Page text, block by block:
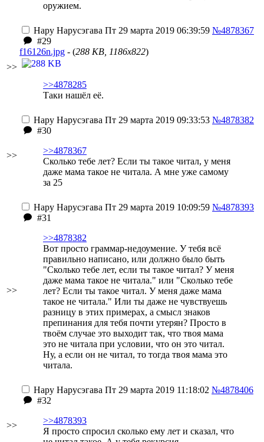
оружием.
>>
Нару Нарусэгава Пт 29 марта 2019 06:39:59 №4878367
#29
f16126n.jpg - (288 KB, 1186x822)
>>4878285
Таки нашёл её.
>>
Нару Нарусэгава Пт 29 марта 2019 09:33:53 №4878382
#30
>>4878367
Сколько тебе лет? Если ты такое читал, у меня
даже мама такое не читала. А мне уже самому
за 25
>>
Нару Нарусэгава Пт 29 марта 2019 10:09:59 №4878393
#31
>>4878382
Вот просто граммар-недоумение. У тебя всё
правильно написано, или должно было быть
"Сколько тебе лет, если ты такое читал? У меня
даже мама такое не читала." или "Сколько тебе
лет? Если ты такое читал. У меня даже мама
такое не читала." Или ты даже не чувствуешь
разницу в этих примерах, а смысл знаков
препинания для тебя почти утерян? Просто в
твоём случае это выходит так, что твоя мама
это не читала при условии, что он это читал.
Ну, а если он не читал, то тогда твоя мама это
читала.
>>
Нару Нарусэгава Пт 29 марта 2019 11:18:02 №4878406
#32
>>4878393
Я просто спросил сколько ему лет и сказал, что